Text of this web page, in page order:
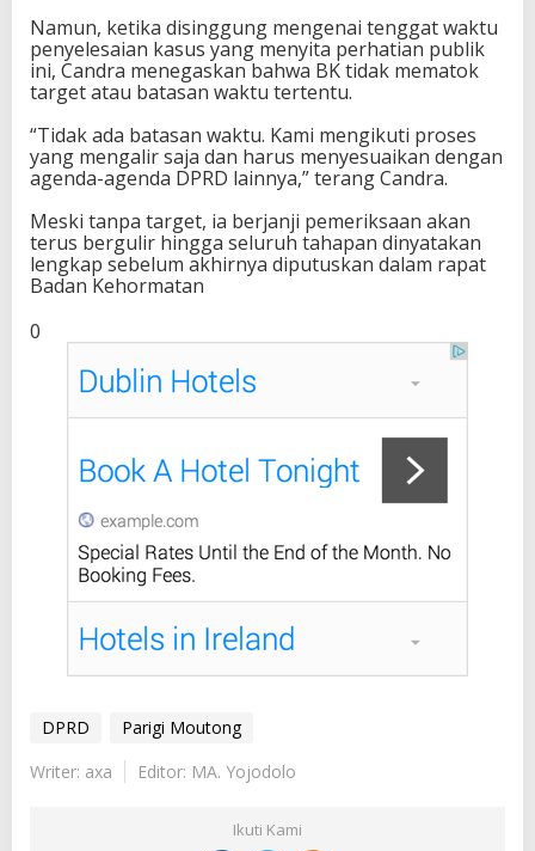
Namun, ketika disinggung mengenai tenggat waktu
penyelesaian kasus yang menyita perhatian publik
ini, Candra menegaskan bahwa BK tidak mematok
target atau batasan waktu tertentu.
“Tidak ada batasan waktu. Kami mengikuti proses
yang mengalir saja dan harus menyesuaikan dengan
agenda-agenda DPRD lainnya,” terang Candra.
Meski tanpa target, ia berjanji pemeriksaan akan
terus bergulir hingga seluruh tahapan dinyatakan
lengkap sebelum akhirnya diputuskan dalam rapat
Badan Kehormatan
0
DPRD
Parigi Moutong
Writer: axa
Editor: MA. Yojodolo
Ikuti Kami